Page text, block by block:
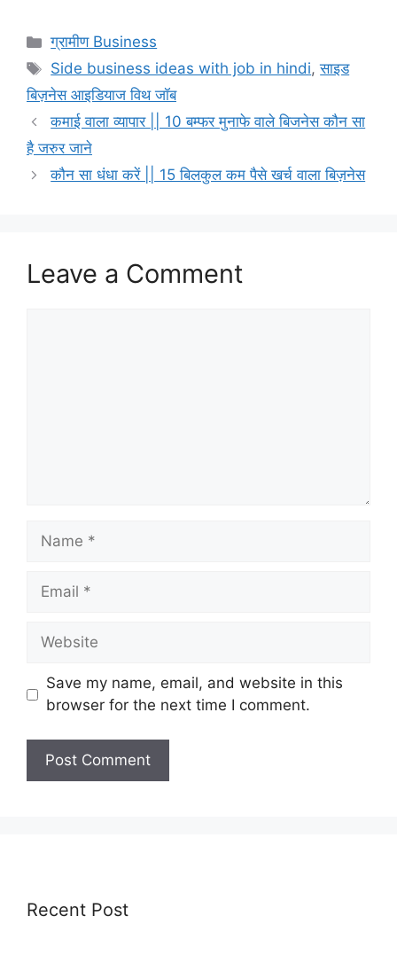
Categories
ग्रामीण Business
Tags
Side business ideas with job in hindi,साइड
बिज़नेस आइडियाज विथ जॉब
कमाई वाला व्यापार || 10 बम्फर मुनाफे वाले बिजनेस कौन सा
है जरुर जाने
कौन सा धंधा करें || 15 बिलकुल कम पैसे खर्च वाला बिज़नेस
Leave a Comment
Name
Email
Website
Save my name, email, and website in this
browser for the next time I comment.
Recent Post